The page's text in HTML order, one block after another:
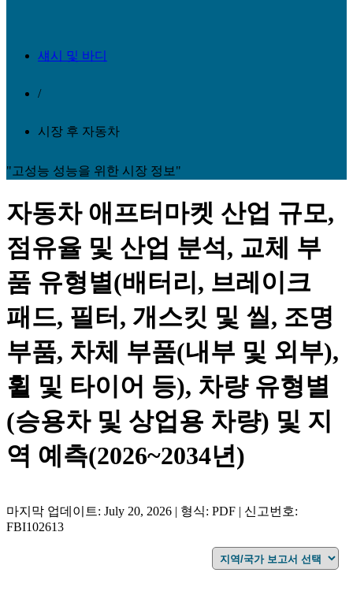
섀시 및 바디
/
시장 후 자동차
"고성능 성능을 위한 시장 정보"
자동차 애프터마켓 산업 규모,
점유율 및 산업 분석, 교체 부
품 유형별(배터리, 브레이크
패드, 필터, 개스킷 및 씰, 조명
부품, 차체 부품(내부 및 외부),
휠 및 타이어 등), 차량 유형별
(승용차 및 상업용 차량) 및 지
역 예측(2026~2034년)
마지막 업데이트: July 20, 2026 | 형식: PDF | 신고번호:
FBI102613